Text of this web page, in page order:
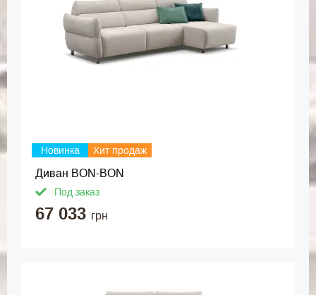
Новинка Хит продаж
Диван BON-BON
Под заказ
67 033 грн